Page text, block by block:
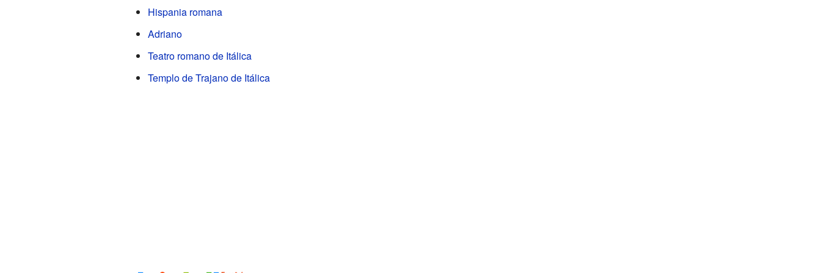
Hispania romana
Adriano
Teatro romano de Itálica
Templo de Trajano de Itálica